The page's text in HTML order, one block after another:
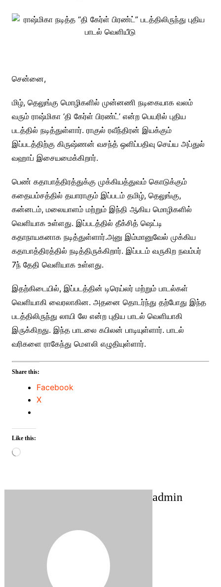
சென்னை,
மிழ், தெலுங்கு மொழிகளில் முன்னணி நடிகையாக வலம்
வரும் ராஷ்மிகா ‘தி கேர்ள் பிரண்ட்’ என்ற பெயரில் புதிய
படத்தில் நடித்துள்ளார். ராகுல் ரவீந்திரன் இயக்கும்
இப்படத்திற்கு கிருஷ்ணன் வசந்த் ஒளிப்பதிவு செய்ய அப்துல்
வஹாப் இசையமைக்கிறார்.
பெண் கதாபாத்திரத்துக்கு முக்கியத்துவம் கொடுக்கும்
கதையம்சத்தில் தயாராகும் இப்படம் தமிழ், தெலுங்கு,
கன்னடம், மலையாளம் மற்றும் இந்தி ஆகிய மொழிகளில்
வெளியாக உள்ளது. இப்படத்தில் தீக்சித் ஷெட்டி
கதாநாயகனாக நடித்துள்ளார்.அனு இம்மானுவேல் முக்கிய
கதாபாத்திரத்தில் நடித்திருக்கிறார். இப்படம் வருகிற நவம்பர்
7ந் தேதி வெளியாக உள்ளது.
இதற்கிடையில், இப்படத்தின் டிரெய்லர் மற்றும் பாடல்கள்
வெளியாகி வைரலாகின. அதனை தொடர்ந்து தற்போது இந்த
படத்திலிருந்து லாயி லே என்ற புதிய பாடல் வெளியாகி
இருக்கிறது. இந்த பாடலை கபிலன் பாடியுள்ளார். பாடல்
வரிகளை ராகேந்து மௌலி எழுதியுள்ளார்.
Share this:
Facebook
X
Like this:
Loading…
admin